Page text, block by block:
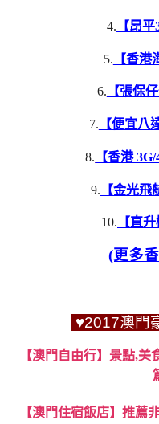
4. 【昂
5. 【香港
6. 【張保
7. 【便宜八
8. 【香港
9. 【金光飛
10. 【直
(更多
♥2017澳門
【澳門自由行】景點,
【澳門住宿飯店】推薦